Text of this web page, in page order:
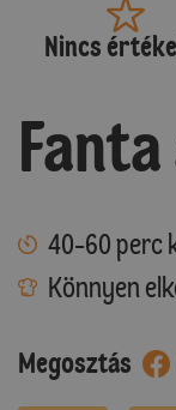
Nincs
40-60 perc
Könnyen
Megosztás